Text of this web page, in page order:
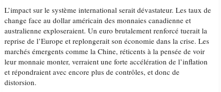
L’impact sur le système international serait dévastateur. Les taux de
change face au dollar américain des monnaies canadienne et
australienne exploseraient. Un euro brutalement renforcé tuerait la
reprise de l’Europe et replongerait son économie dans la crise. Les
marchés émergents comme la Chine, réticents à la pensée de voir
leur monnaie monter, verraient une forte accélération de l’inflation
et répondraient avec encore plus de contrôles, et donc de
distorsion.